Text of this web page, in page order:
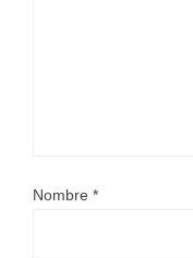
Nombre *